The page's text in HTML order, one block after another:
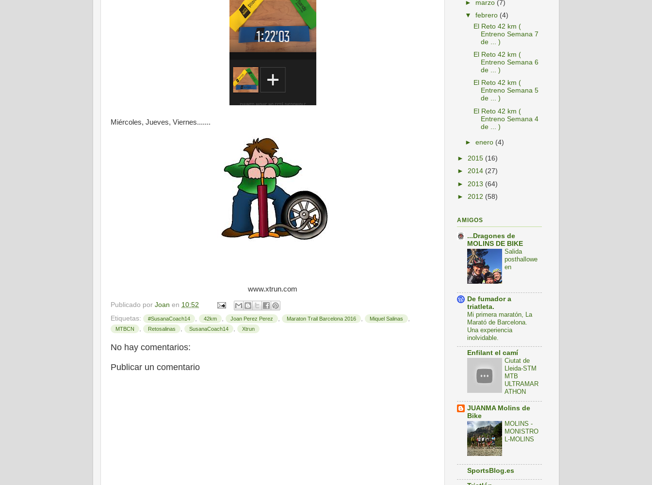
Miércoles, Jueves, Viernes.......
www.xtrun.com
Publicado por Joan en 10:52
Etiquetas:
#SusanaCoach14 42km Joan Perez Perez Maraton Trail Barcelona 2016 Miquel Salinas
MTBCN Retosalinas SusanaCoach14 Xtrun
No hay comentarios:
Publicar un comentario
► marzo (7)
▼febrero (4)
El Reto 42 km (
Entreno Semana 7
de ... )
El Reto 42 km (
Entreno Semana 6
de ... )
El Reto 42 km (
Entreno Semana 5
de ... )
El Reto 42 km (
Entreno Semana 4
de ... )
►enero (4)
► 2015 (16)
► 2014 (27)
► 2013 (64)
► 2012 (58)
AMIGOS
...Dragones de
MOLINS DE BIKE
Salida
posthallowe
en
De fumador a
triatleta.
Mi primera maratón, La
Marató de Barcelona.
Una experiencia
inolvidable.
Enfilant el camí
Ciutat de
Lleida-STM
MTB
ULTRAMAR
ATHON
JUANMA Molins de
Bike
MOLINS -
MONISTRO
L-MOLINS
SportsBlog.es